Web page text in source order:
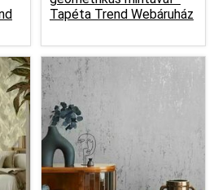
Tapéta Trend Webáruház